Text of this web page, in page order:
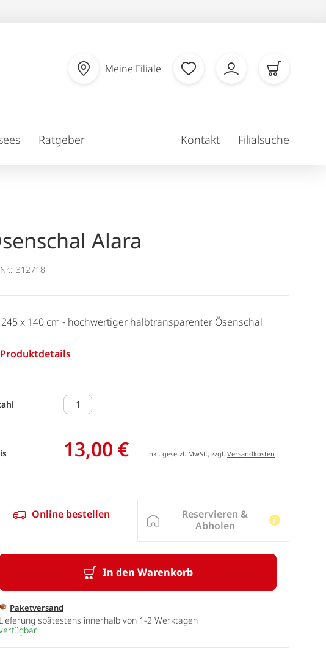
Meine Filiale
Ratgeber Kontakt Filialsuche
Alara
312718
245 x 140 cm - hochwertiger halbtransparenter Ösenschal
Produktdetails
13,00 € inkl. gesetzl. MwSt., zzgl.Versandkosten
Online bestellen
In den Warenkorb
Paketversand
Lieferung spätestens innerhalb von 1-2 Werktagen
Reservieren &
Abholen